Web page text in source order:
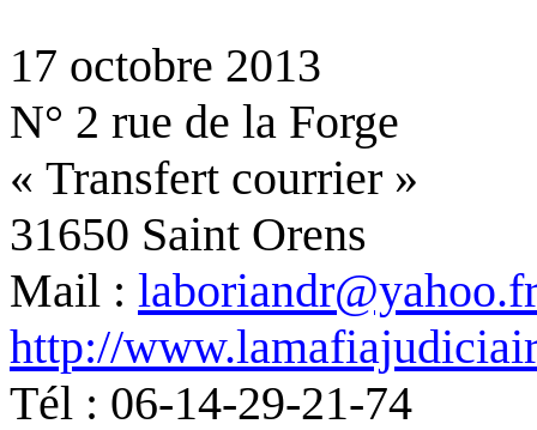
17 octobre 2013
N° 2 rue de la Forge
« Transfert courrier »
31650 Saint Orens
Mail :
http://
Tél : 06-14-29-21-74